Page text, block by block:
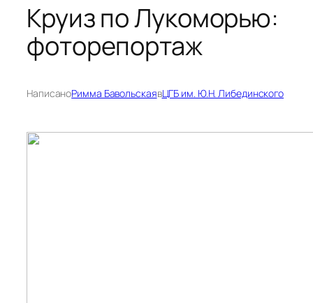
Круиз по Лукоморью:
фоторепортаж
НаписаноРимма БавольскаявЦГБ им. Ю.Н. Либединского